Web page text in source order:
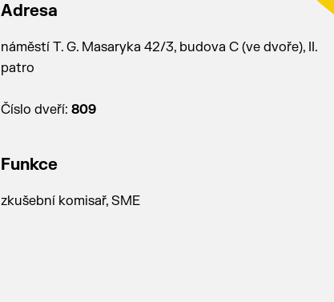
Adresa
náměstí T. G. Masaryka 42/3, budova C (ve dvoře), II.
patro
Číslo dveří: 809
Funkce
zkušební komisař, SME